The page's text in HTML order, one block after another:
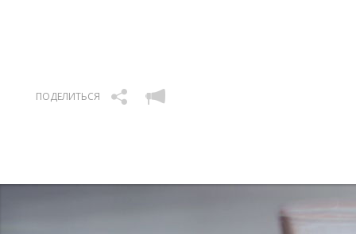
ПОДЕЛИТЬСЯ